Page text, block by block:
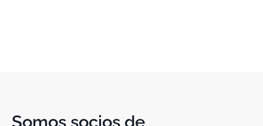
Somos socios de